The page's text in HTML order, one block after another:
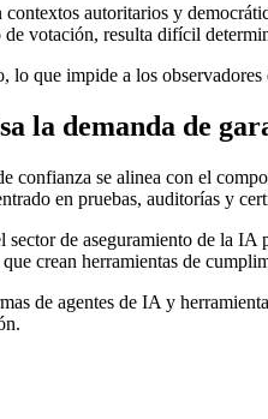
autoritarios y
de votación, resulta difícil
lo que impide a los
la demanda de
confianza se alinea con el
en pruebas, auditorías y
de aseguramiento de la
crean herramientas de
de agentes de IA y